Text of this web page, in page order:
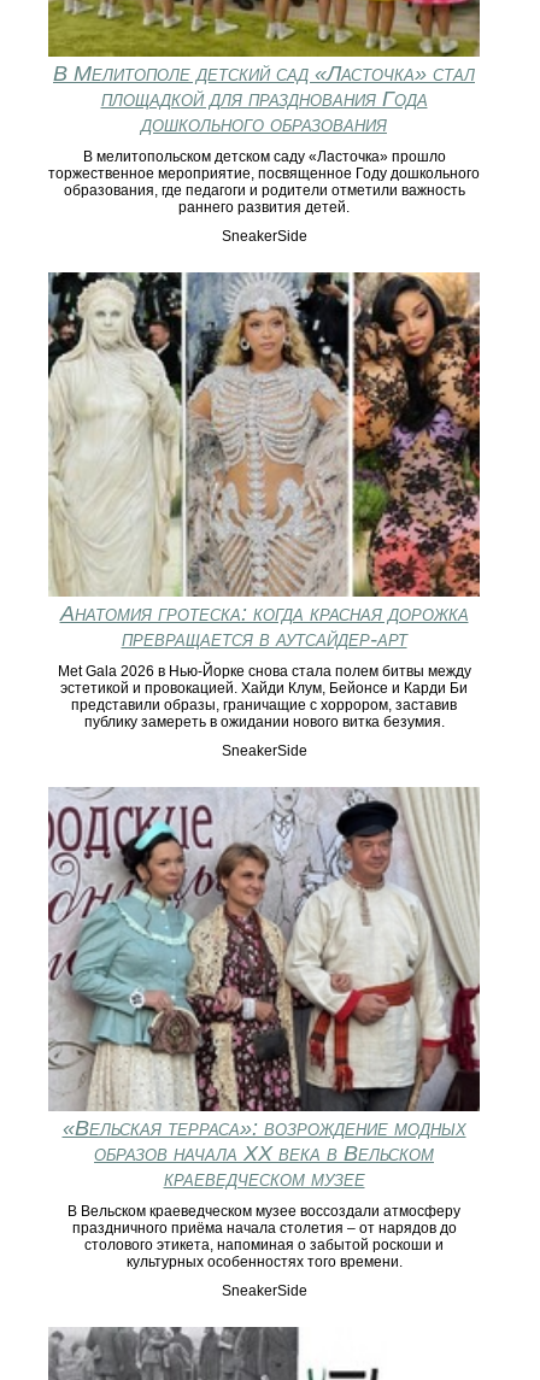
В Мелитополе детский сад «Ласточка» стал
площадкой для празднования Года
дошкольного образования
В мелитопольском детском саду «Ласточка» прошло
торжественное мероприятие, посвященное Году дошкольного
образования, где педагоги и родители отметили важность
раннего развития детей.
SneakerSide
Анатомия гротеска: когда красная дорожка
превращается в аутсайдер-арт
Met Gala 2026 в Нью-Йорке снова стала полем битвы между
эстетикой и провокацией. Хайди Клум, Бейонсе и Карди Би
представили образы, граничащие с хоррором, заставив
публику замереть в ожидании нового витка безумия.
SneakerSide
«Вельская терраса»: возрождение модных
образов начала XX века в Вельском
краеведческом музее
В Вельском краеведческом музее воссоздали атмосферу
праздничного приёма начала столетия – от нарядов до
столового этикета, напоминая о забытой роскоши и
культурных особенностях того времени.
SneakerSide